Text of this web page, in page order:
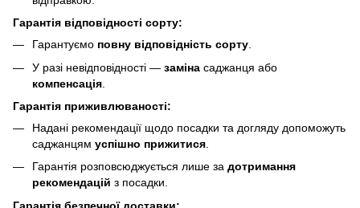
Гарантія відповідності сорту:
Гарантуємо повну відповідність сорту.
У разі невідповідності — заміна саджанця або
компенсація
Гарантія приживлюваності:
Надані рекомендації щодо посадки та догляду допоможуть
саджанцям успішно прижитися
Гарантія розповсюджується лише за дотримання
рекомендацій з посадки.
Гарантія безпечної доставки: